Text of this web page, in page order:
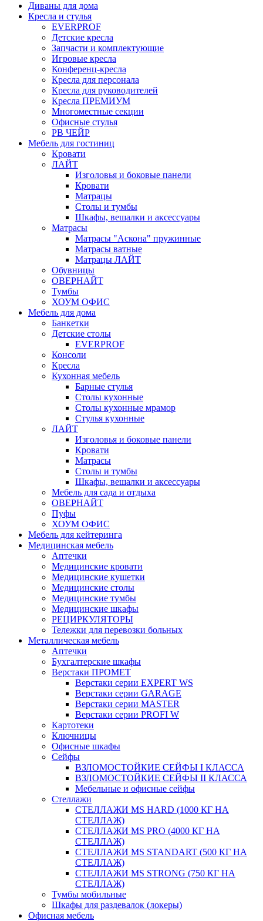
Диваны для дома
Кресла и стулья
EVERPROF
Детские кресла
Запчасти и комплектующие
Игровые кресла
Конференц-кресла
Кресла для персонала
Кресла для руководителей
Кресла ПРЕМИУМ
Многоместные секции
Офисные стулья
РВ ЧЕЙР
Мебель для гостиниц
Кровати
ЛАЙТ
Изголовья и боковые панели
Кровати
Матрацы
Столы и тумбы
Шкафы, вешалки и аксессуары
Матрасы
Матрасы "Аскона" пружинные
Матрасы ватные
Матрацы ЛАЙТ
Обувницы
ОВЕРНАЙТ
Тумбы
ХОУМ ОФИС
Мебель для дома
Банкетки
Детские столы
EVERPROF
Консоли
Кресла
Кухонная мебель
Барные стулья
Столы кухонные
Столы кухонные мрамор
Стулья кухонные
ЛАЙТ
Изголовья и боковые панели
Кровати
Матрасы
Столы и тумбы
Шкафы, вешалки и аксессуары
Мебель для сада и отдыха
ОВЕРНАЙТ
Пуфы
ХОУМ ОФИС
Мебель для кейтеринга
Медицинская мебель
Аптечки
Медицинские кровати
Медицинские кушетки
Медицинские столы
Медицинские тумбы
Медицинские шкафы
РЕЦИРКУЛЯТОРЫ
Тележки для перевозки больных
Металлическая мебель
Аптечки
Бухгалтерские шкафы
Верстаки ПРОМЕТ
Верстаки серии EXPERT WS
Верстаки серии GARAGE
Верстаки серии MASTER
Верстаки серии PROFI W
Картотеки
Ключницы
Офисные шкафы
Сейфы
ВЗЛОМОСТОЙКИЕ СЕЙФЫ I КЛАССА
ВЗЛОМОСТОЙКИЕ СЕЙФЫ II КЛАССА
Мебельные и офисные сейфы
Стеллажи
СТЕЛЛАЖИ MS HARD (1000 КГ НА
СТЕЛЛАЖ)
СТЕЛЛАЖИ MS PRO (4000 КГ НА
СТЕЛЛАЖ)
СТЕЛЛАЖИ MS STANDART (500 КГ НА
СТЕЛЛАЖ)
СТЕЛЛАЖИ MS STRONG (750 КГ НА
СТЕЛЛАЖ)
Тумбы мобильные
Шкафы для раздевалок (локеры)
Офисная мебель